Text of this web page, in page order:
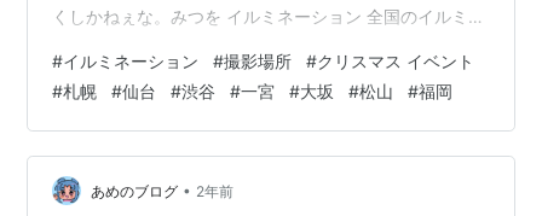
くしかねぇな。みつを イルミネーション 全国のイルミネ
のページェント（宮城県仙台市） 青の洞窟（東京都渋谷
区） 138ウィンターイルミ（愛知県一宮市） 大阪城イル
ミナージュ2024（大阪府大阪市） 道後公園（愛媛県松山
市） 天神クリスマスマーケット（福岡県福岡市） まとめ
全国のイルミネーション7選 2024さっぽろホワイ…
#イルミネーション #撮影場所 #クリスマス イベント
#札幌 #仙台 #渋谷 #一宮 #大坂 #松山 #福岡
あめのブログ • 2年前